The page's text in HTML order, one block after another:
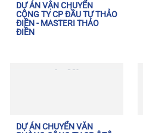
DỰ ÁN VẬN CHUYỂN
CÔNG TY CP ĐẦU TƯ THẢO
ĐIỀN - MASTERI THẢO
ĐIỀN
DỰ ÁN CHUYỂN VĂN